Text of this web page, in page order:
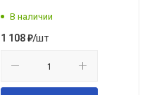
нерж.сталь)EG2022ST/Espra/
В наличии
1 108₽/шт